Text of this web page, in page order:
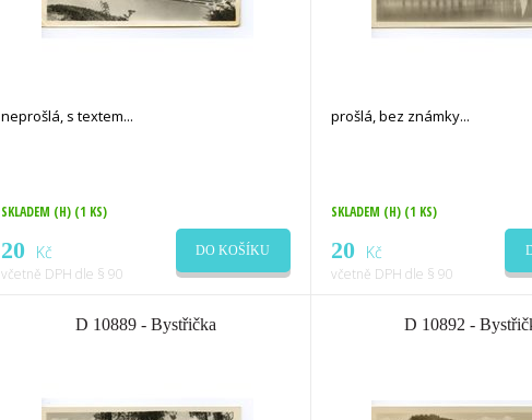
neprošlá, s textem
SKLADEM (H) (1 KS)
20 Kč
včetně DPH dle § 90
DO KOŠÍKU
prošlá, bez známky
SKLADEM (H) (1 KS)
20 Kč
včetně DPH dle § 90
D 10889 - Bystřička D 10892 -